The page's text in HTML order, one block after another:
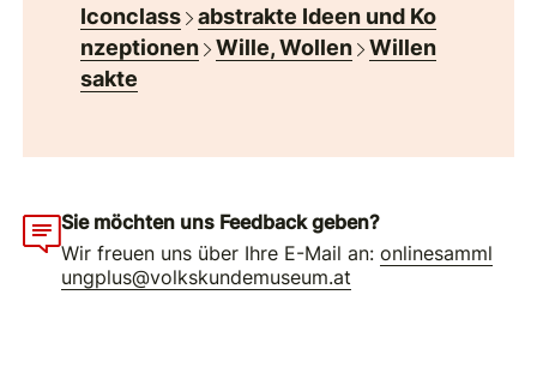
Iconclass
abstrakte Ideen und Ko
nzeptionen
Wille, Wollen
Willen
sakte
Sie möchten uns Feedback geben?
Wir freuen uns über Ihre E-Mail an:onlinesamml
ungplus@volkskundemuseum.at